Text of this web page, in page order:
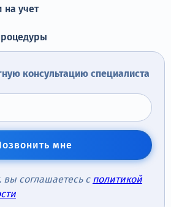
24
на учет
консультацию специалиста
мне
вы соглашаетесь с политикой